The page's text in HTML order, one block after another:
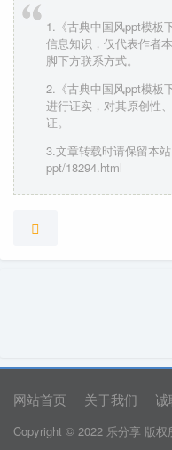
1.《古典中国风ppt模板
信息知识，仅代表作者
脚下方联系方式。
2.《古典中国风ppt模板
进行证实，对其原创性
证。
3.文章转载时请保留本
ppt/18294.html
网站首页 关于我们 诚
Copyright © 2022 乐分享 版权